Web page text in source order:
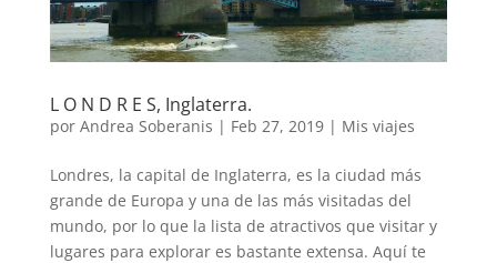
L O N D R E S, Inglaterra.
por Andrea Soberanis | Feb 27, 2019| Mis viajes
Londres, la capital de Inglaterra, es la ciudad más
grande de Europa y una de las más visitadas del
mundo, por lo que la lista de atractivos que visitar y
lugares para explorar es bastante extensa. Aquí te